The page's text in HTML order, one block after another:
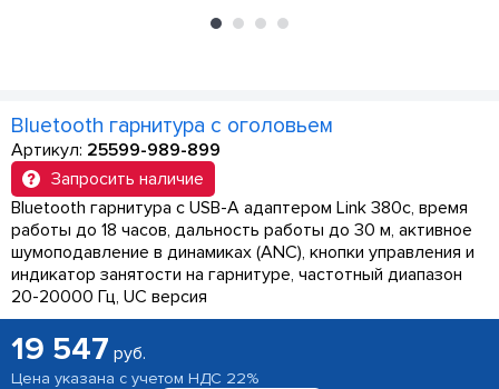
Bluetooth гарнитура с оголовьем
Артикул: 25599-989-899
Запросить наличие
Bluetooth гарнитура с USB-A адаптером Link 380c, время
работы до 18 часов, дальность работы до 30 м, активное
шумоподавление в динамиках (ANC), кнопки управления и
индикатор занятости на гарнитуре, частотный диапазон
20-20000 Гц, UC версия
19 547 руб.
Цена указана с учетом НДС 22%